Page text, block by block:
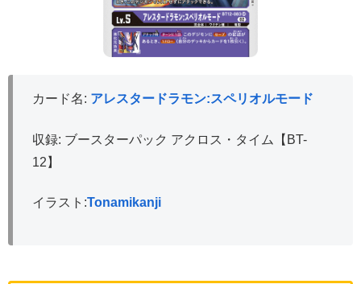
カード名: アレスタードラモン:スペリオルモード
収録: ブースターパック アクロス・タイム【BT-
12】
イラスト:Tonamikanji